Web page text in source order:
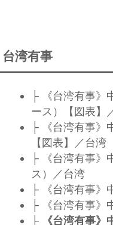
台湾有事
├ 《台湾有事》
ース）【図表】
├ 《台湾有事》
【図表】／台湾
├ 《台湾有事》
ス）／台湾
├ 《台湾有事》
├ 《台湾有事》
├
《台湾有事